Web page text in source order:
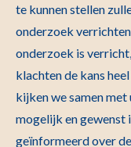
te kunnen stellen
onderzoek
onderzoek is
klachten de kans
kijken we samen
mogelijk en gewenst
geïnformeerd over